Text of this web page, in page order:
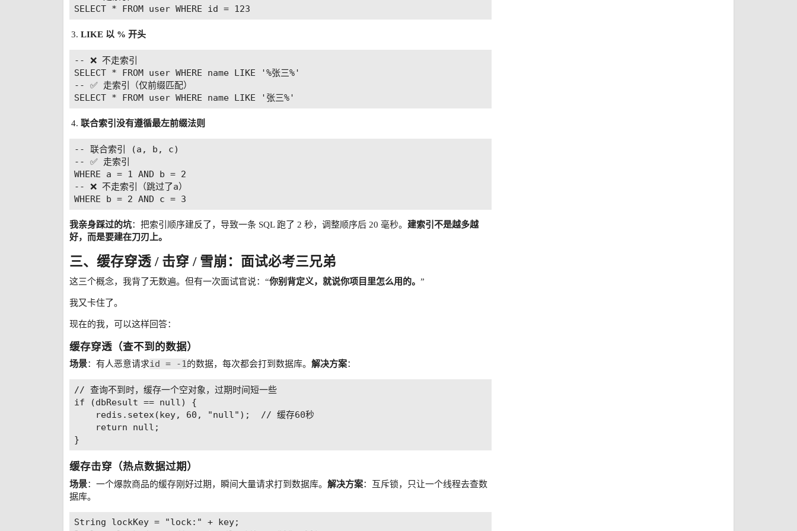
LIKE 以 % 开头
-- ❌ 不走索引
SELECT * FROM user WHERE name LIKE '%张三%'
-- ✅ 走索引（仅前缀匹配）
联合索引没有遵循最左前缀法则
-- 联合索引 (a, b, c)
-- ✅ 走索引
WHERE a = 1 AND b = 2
-- ❌ 不走索引（跳过了a）
我亲身踩过的坑：把索引顺序建反了，导致一条 SQL 跑了 2 秒，调整顺序后 20 毫秒。 建索引不是越多越
好，而是要建在刀刃上。
三、缓存穿透 / 击穿 / 雪崩：面试必考三兄弟
这三个概念，我背了无数遍。但有一次面试官说：“你别背定义，就说你项目里怎么用的。 ”
我又卡住了。
现在的我，可以这样回答：
缓存穿透（查不到的数据）
场景：有人恶意请求id = -1的数据，每次都会打到数据库。 解决方案：
// 查询不到时，缓存一个空对象，过期时间短一些
if (dbResult == null) {
    redis.setex(key, 60, "null");  // 缓存60秒
    return null;
缓存击穿（热点数据过期）
场景：一个爆款商品的缓存刚好过期，瞬间大量请求打到数据库。 解决方案：互斥锁，只让一个线程去查数
据库。
String lockKey = "lock:" + key;